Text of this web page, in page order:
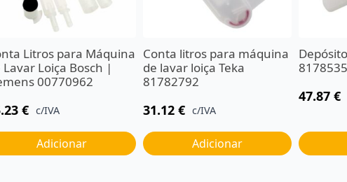
Litros para Máquina
Lavar Loiça Bosch |
00770962
€ c/IVA
Adicionar
Conta litros para máquina
de lavar loiça Teka
81782792
31.12 € c/IVA
Adicionar
47.87€